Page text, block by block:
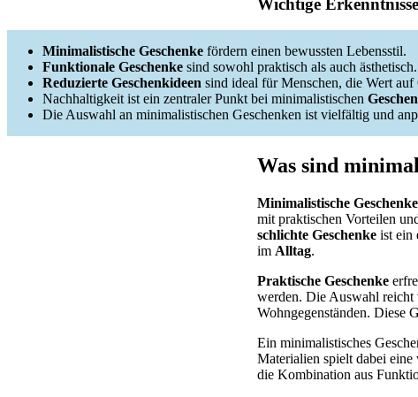
Minimalistische Geschenke fördern einen bewussten Lebensstil.
Funktionale Geschenke sind sowohl praktisch als auch ästhetisch.
Reduzierte Geschenkideen sind ideal für Menschen, die Wert auf
Nachhaltigkeit ist ein zentraler Punkt bei minimalistischen
Die Auswahl an minimalistischen Geschenken ist vielfältig und
Was sind
Minimalistische Geschenke
mit praktischen Vorteilen
schlichte Geschenke ist ein
im Alltag.
Praktische Geschenke
werden. Die Auswahl reicht
Wohngegenständen. Diese
Ein minimalistisches
Materialien spielt dabei
die Kombination aus